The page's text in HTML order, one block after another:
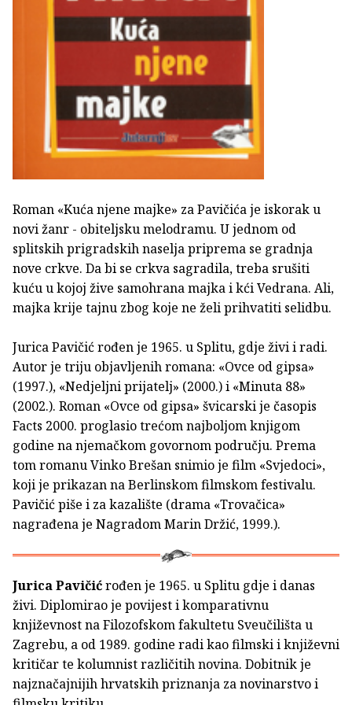
Roman «Kuća njene majke» za Pavičića je iskorak u
novi žanr - obiteljsku melodramu. U jednom od
splitskih prigradskih naselja priprema se gradnja
nove crkve. Da bi se crkva sagradila, treba srušiti
kuću u kojoj žive samohrana majka i kći Vedrana. Ali,
majka krije tajnu zbog koje ne želi prihvatiti selidbu.
Jurica Pavičić rođen je 1965. u Splitu, gdje živi i radi.
Autor je triju objavljenih romana: «Ovce od gipsa»
(1997.), «Nedjeljni prijatelj» (2000.) i «Minuta 88»
(2002.). Roman «Ovce od gipsa» švicarski je časopis
Facts 2000. proglasio trećom najboljom knjigom
godine na njemačkom govornom području. Prema
tom romanu Vinko Brešan snimio je film «Svjedoci»,
koji je prikazan na Berlinskom filmskom festivalu.
Pavičić piše i za kazalište (drama «Trovačica»
nagrađena je Nagradom Marin Držić, 1999.).
Jurica Pavičićrođen je 1965. u Splitu gdje i danas
živi. Diplomirao je povijest i komparativnu
književnost na Filozofskom fakultetu Sveučilišta u
Zagrebu, a od 1989. godine radi kao filmski i književni
kritičar te kolumnist različitih novina. Dobitnik je
najznačajnijih hrvatskih priznanja za novinarstvo i